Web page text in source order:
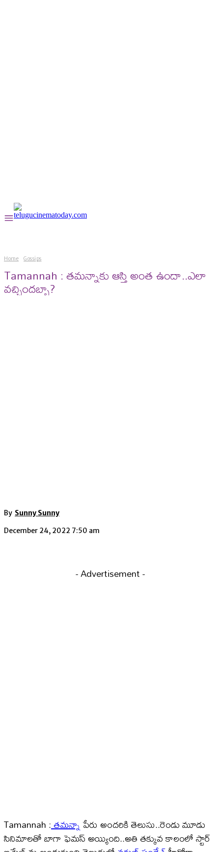
Home Gossips
Tamannah : తమన్నాకు ఆస్తి అంత ఉందా..ఎలా
వచ్చిందబ్బా?
By Sunny Sunny
December 24, 2022 7:50 am
- Advertisement -
Tamannah :తమన్నాపేరు అందరికి తెలుసు..రెండు మూడు
సినిమాలతో బాగా ఫెమస్ అయ్యింది..అతి తక్కువ కాలంలో స్టార్